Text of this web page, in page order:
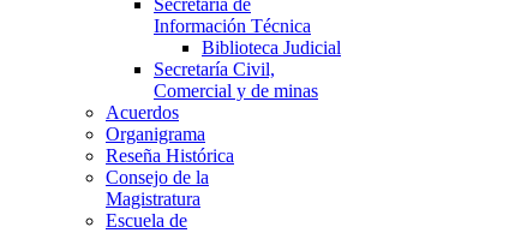
Secretaría de
Información Técnica
Biblioteca Judicial
Secretaría Civil,
Comercial y de minas
Acuerdos
Organigrama
Reseña Histórica
Consejo de la
Magistratura
Escuela de